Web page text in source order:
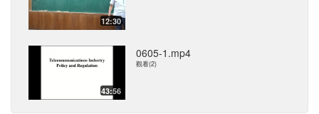
12:30
43:56
0605-1.mp4
觀看(2)